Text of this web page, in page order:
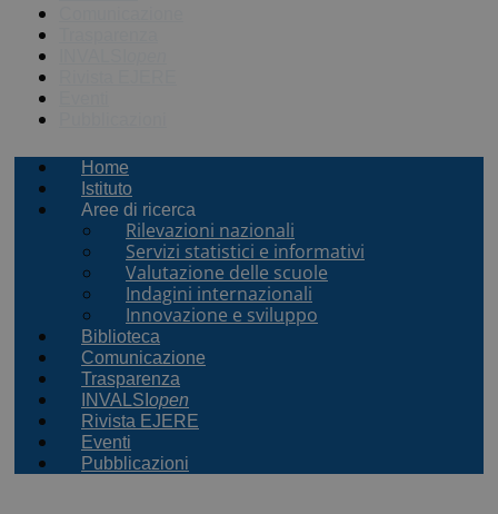
Home
Istituto
Aree di ricerca
Rilevazioni nazionali
Servizi statistici e informativi
Valutazione delle scuole
Indagini internazionali
Innovazione e sviluppo
Biblioteca
Comunicazione
Trasparenza
INVALSI open
Rivista EJERE
Eventi
Pubblicazioni